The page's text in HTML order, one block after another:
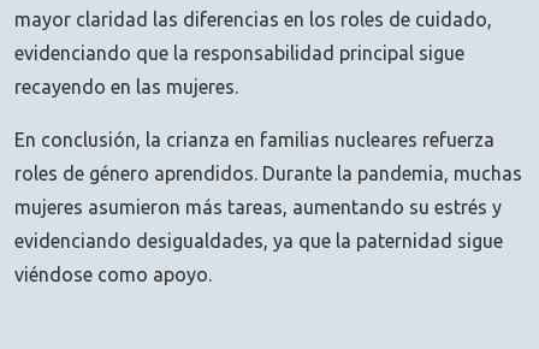
mayor claridad las diferencias en los roles de cuidado,
evidenciando que la responsabilidad principal sigue
recayendo en las mujeres.
En conclusión, la crianza en familias nucleares refuerza
roles de género aprendidos. Durante la pandemia, muchas
mujeres asumieron más tareas, aumentando su estrés y
evidenciando desigualdades, ya que la paternidad sigue
viéndose como apoyo.